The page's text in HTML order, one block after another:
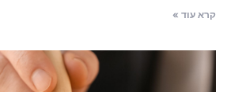
קרא עוד »